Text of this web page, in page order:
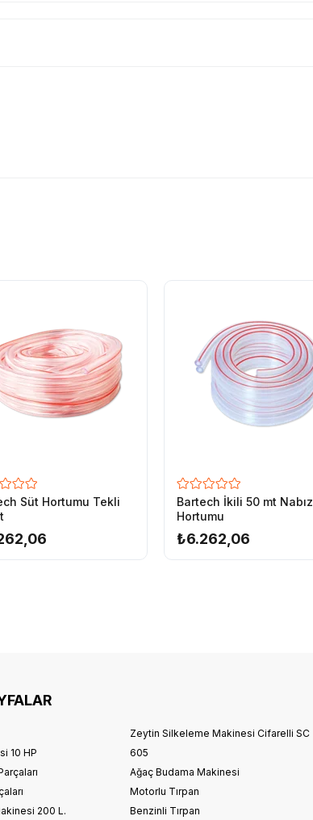
Süt Hortumu Tekli
Bartech İkili 50 mt Nabız
Hortumu
₺6.262,06
10 HP
200 L.
Zeytin Silkeleme Makinesi Cifarelli SC
605
Ağaç Budama Makinesi
Motorlu Tırpan
Benzinli Tırpan